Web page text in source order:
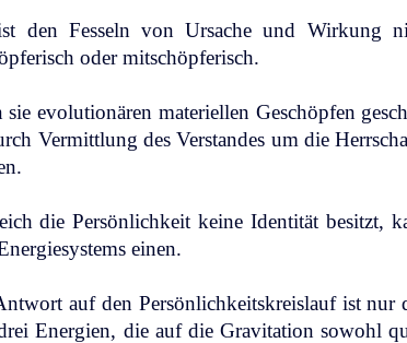
den Fesseln von Ursache und Wirkung
oder mitschöpferisch.
sie evolutionären materiellen Geschöpfen
Vermittlung des Verstandes um die
die Persönlichkeit keine Identität besitzt,
einen.
auf den Persönlichkeitskreislauf ist nur
Energien, die auf die Gravitation sowohl